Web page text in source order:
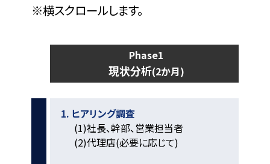
※横スクロールします。
Phase1
現状分析(2か月)
1. ヒアリング調査
(1)社長、幹部、営業担当者
(2)代理店(必要に応じて)